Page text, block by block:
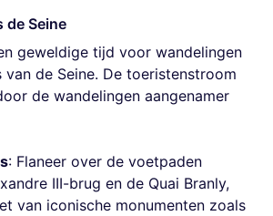
de Seine
geweldige tijd voor wandelingen
van de Seine. De toeristenstroom
de wandelingen aangenamer
: Flaneer over de voetpaden
III-brug en de Quai Branly,
van iconische monumenten zoals